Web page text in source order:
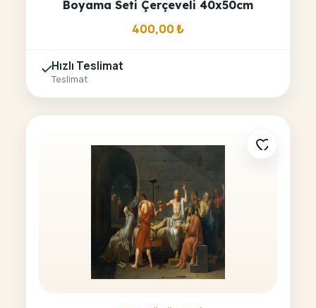
Boyama Seti Çerçeveli 40x50cm
400,00₺
Hızlı Teslimat
Teslimat